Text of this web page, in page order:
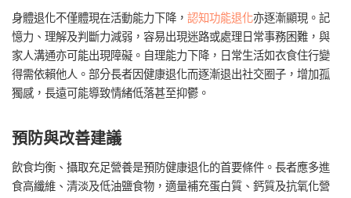
身體退化不僅體現在活動能力下降， 認知功能退化亦逐漸顯現。記
憶力、理解及判斷力減弱，容易出現迷路或處理日常事務困難，與
家人溝通亦可能出現障礙。自理能力下降，日常生活如衣食住行變
得需依賴他人。部分長者因健康退化而逐漸退出社交圈子，增加孤
獨感，長遠可能導致情緒低落甚至抑鬱。
預防與改善建議
飲食均衡、攝取充足營養是預防健康退化的首要條件。長者應多進
食高纖維、清淡及低油鹽食物，適量補充蛋白質、鈣質及抗氧化營